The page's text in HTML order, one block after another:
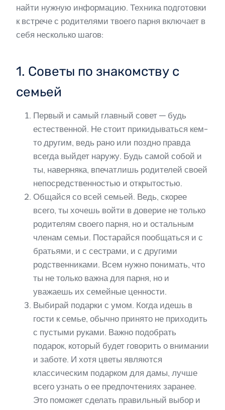
найти нужную информацию. Техника подготовки
к встрече с родителями твоего парня включает в
себя несколько шагов:
1. Советы по знакомству с
семьей
Первый и самый главный совет — будь
естественной. Не стоит прикидываться кем-
то другим, ведь рано или поздно правда
всегда выйдет наружу. Будь самой собой и
ты, наверняка, впечатлишь родителей своей
непосредственностью и открытостью.
Общайся со всей семьей. Ведь, скорее
всего, ты хочешь войти в доверие не только
родителям своего парня, но и остальным
членам семьи. Постарайся пообщаться и с
братьями, и с сестрами, и с другими
родственниками. Всем нужно понимать, что
ты не только важна для парня, но и
уважаешь их семейные ценности.
Выбирай подарки с умом. Когда идешь в
гости к семье, обычно принято не приходить
с пустыми руками. Важно подобрать
подарок, который будет говорить о внимании
и заботе. И хотя цветы являются
классическим подарком для дамы, лучше
всего узнать о ее предпочтениях заранее.
Это поможет сделать правильный выбор и